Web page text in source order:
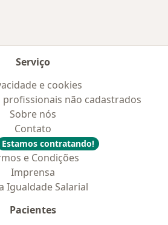
Serviço
e cookies
profissionais não cadastrados
Sobre nós
Contato
Estamos contratando!
e Condições
Imprensa
Igualdade Salarial
Pacientes